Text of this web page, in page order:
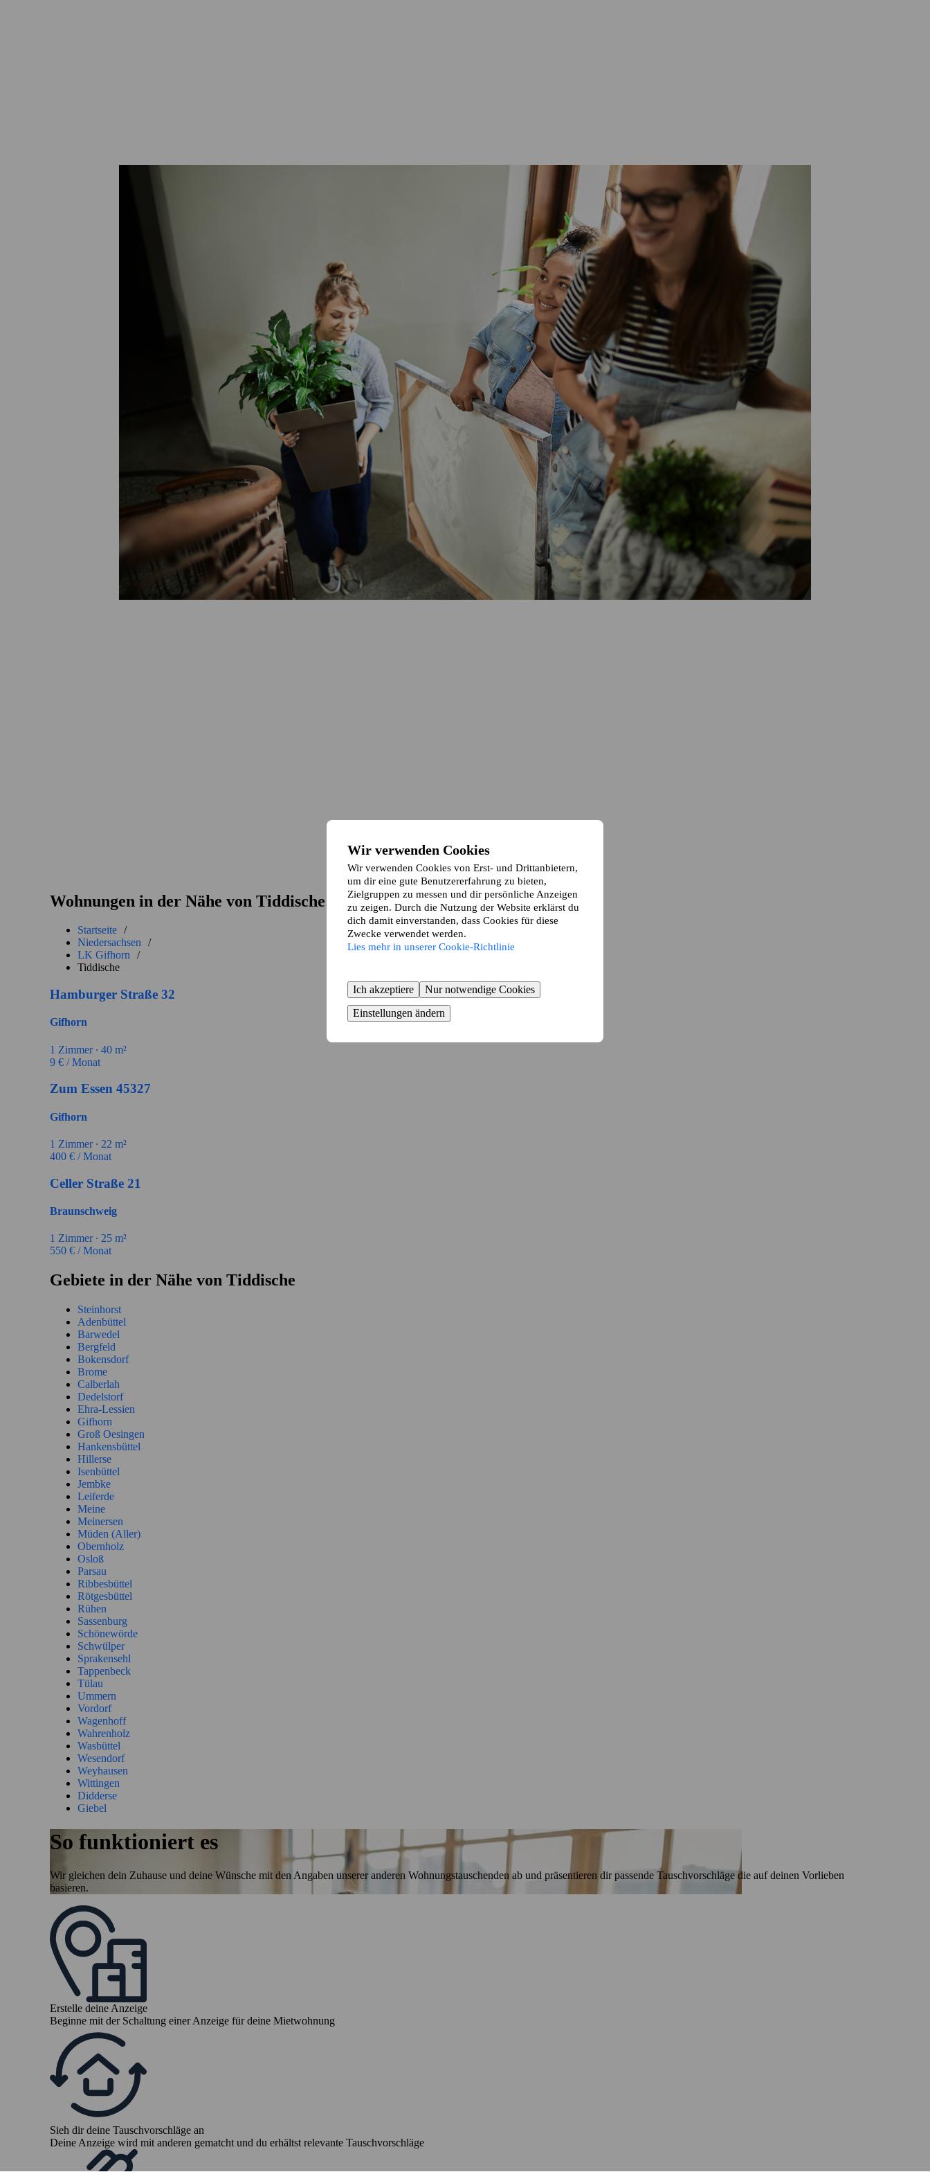
Wir verwenden Cookies
Wir verwenden Cookies von Erst- und Drittanbietern,
um dir eine gute Benutzererfahrung zu bieten,
Zielgruppen zu messen und dir persönliche Anzeigen
zu zeigen. Durch die Nutzung der Website erklärst du
dich damit einverstanden, dass Cookies für diese
Zwecke verwendet werden.
Lies mehr in unserer Cookie-Richtlinie
Ich akzeptiere
Nur notwendige Cookies
Einstellungen ändern
Wohnungen in der Nähe von Tiddische
Startseite /
Niedersachsen /
LK Gifhorn /
Tiddische
Hamburger Straße 32
Gifhorn
1 Zimmer ∙ 40 m²
9 € / Monat
Zum Essen 45327
Gifhorn
1 Zimmer ∙ 22 m²
400 € / Monat
Celler Straße 21
Braunschweig
1 Zimmer ∙ 25 m²
550 € / Monat
Gebiete in der Nähe von Tiddische
Steinhorst
Adenbüttel
Barwedel
Bergfeld
Bokensdorf
Brome
Calberlah
Dedelstorf
Ehra-Lessien
Gifhorn
Groß Oesingen
Hankensbüttel
Hillerse
Isenbüttel
Jembke
Leiferde
Meine
Meinersen
Müden (Aller)
Obernholz
Osloß
Parsau
Ribbesbüttel
Rötgesbüttel
Rühen
Sassenburg
Schönewörde
Schwülper
Sprakensehl
Tappenbeck
Tülau
Ummern
Vordorf
Wagenhoff
Wahrenholz
Wasbüttel
Wesendorf
Weyhausen
Wittingen
Didderse
Giebel
So funktioniert es
Wir gleichen dein Zuhause und deine Wünsche mit den Angaben unserer anderen Wohnungstauschenden ab und präsentieren dir passende Tauschvorschläge die auf deinen Vorlieben
basieren.
Erstelle deine Anzeige
Beginne mit der Schaltung einer Anzeige für deine Mietwohnung
Sieh dir deine Tauschvorschläge an
Deine Anzeige wird mit anderen gematcht und du erhältst relevante Tauschvorschläge